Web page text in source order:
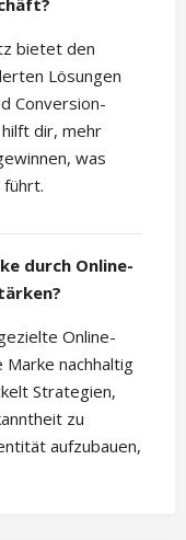
bietet den
Lösungen
Conversion-
dir, mehr
was
durch Online-
Online-
Marke nachhaltig
Strategien,
zu
aufzubauen,